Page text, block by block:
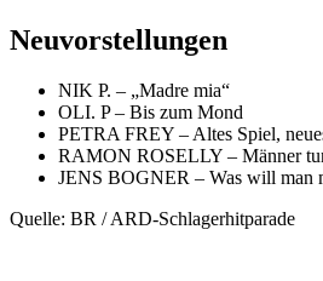
Neuvorstellungen
NIK P. – „Madre mia“
OLI. P – Bis zum Mond
PETRA FREY – Altes Spiel,
RAMON ROSELLY – Männer
JENS BOGNER – Was will man
Quelle: BR / ARD-Schlagerhitparade